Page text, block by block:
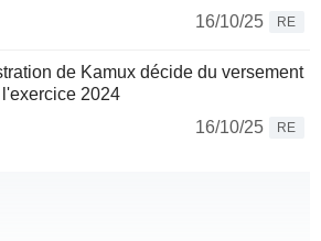
16/10/25
RE
de Kamux décide du versement
2024
16/10/25
RE